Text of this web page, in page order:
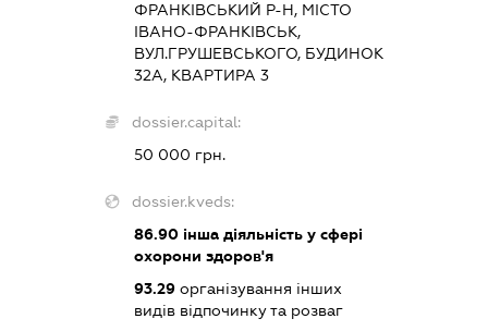
ФРАНКІВСЬКИЙ Р-Н, МІСТО
ІВАНО-ФРАНКІВСЬК,
ВУЛ.ГРУШЕВСЬКОГО, БУДИНОК
32А, КВАРТИРА 3
dossier.capital:
50 000 грн.
dossier.kveds:
86.90інша діяльність у сфері
охорони здоров'я
93.29організування інших
видів відпочинку та розваг